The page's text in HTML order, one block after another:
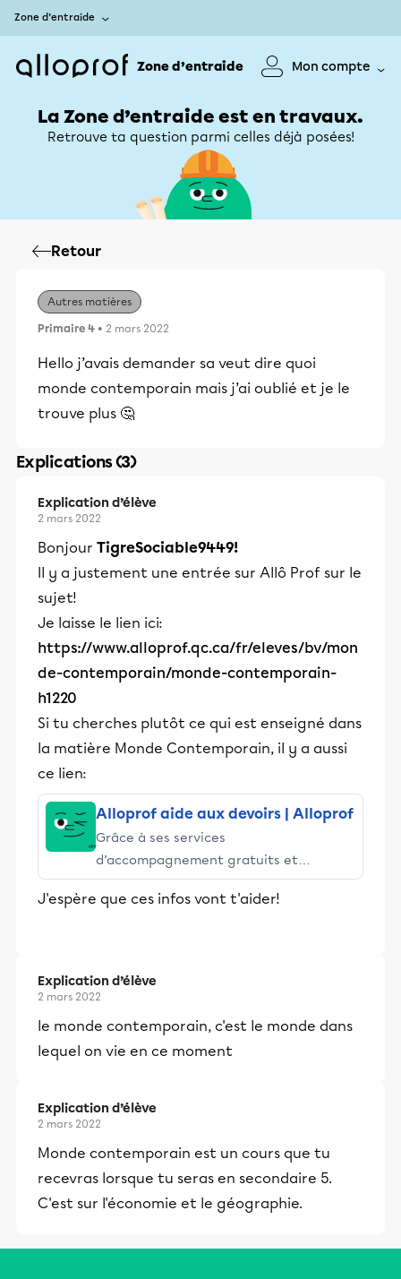
Zone d’entraide
Zone d’entraide Mon compte
La Zone d’entraide est en travaux.
Retrouve ta question parmi celles déjà posées!
Retour
Autres matières
Primaire 4 • 2 mars 2022
Hello j’avais demander sa veut dire quoi
monde contemporain mais j’ai oublié et je le
trouve plus 🤔
Explications (3)
Explication d’élève
2 mars 2022
Bonjour TigreSociable9449!
Il y a justement une entrée sur Allô Prof sur le
sujet!
Je laisse le lien ici:
https://www.alloprof.qc.ca/fr/eleves/bv/mon
de-contemporain/monde-contemporain-
h1220
Si tu cherches plutôt ce qui est enseigné dans
la matière Monde Contemporain, il y a aussi
ce lien:
Alloprof aide aux devoirs | Alloprof
Grâce à ses services
d’accompagnement gratuits et
stimulants, Alloprof engage les élèves
et leurs parents dans la réussite
J'espère que ces infos vont t'aider!
Explication d’élève
2 mars 2022
le monde contemporain, c'est le monde dans
lequel on vie en ce moment
Explication d’élève
2 mars 2022
Monde contemporain est un cours que tu
recevras lorsque tu seras en secondaire 5.
C'est sur l'économie et le géographie.